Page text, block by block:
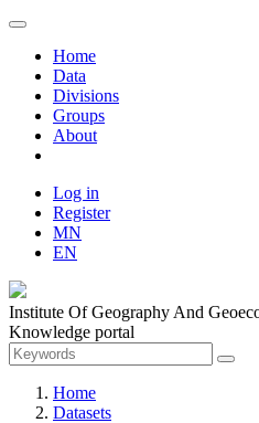
Home
Data
Divisions
Groups
About
Log in
Register
MN
EN
Institute Of Geography And
Knowledge portal
Home
Datasets